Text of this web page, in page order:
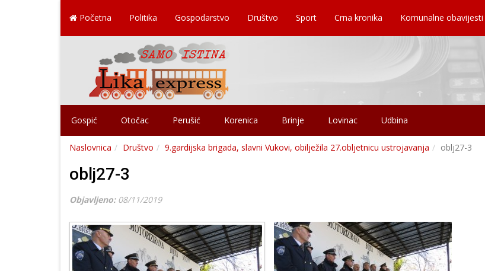
Početna Politika Gospodarstvo Društvo Sport Crna kronika Komunalne obavijesti
Gospić Otočac Perušić Korenica Brinje Lovinac Udbina
Naslovnica Društvo 9.gardijska brigada, slavni Vukovi, obilježila 27.obljetnicu ustrojavanja oblj27-3
oblj27-3
Objavljeno: 08/11/2019